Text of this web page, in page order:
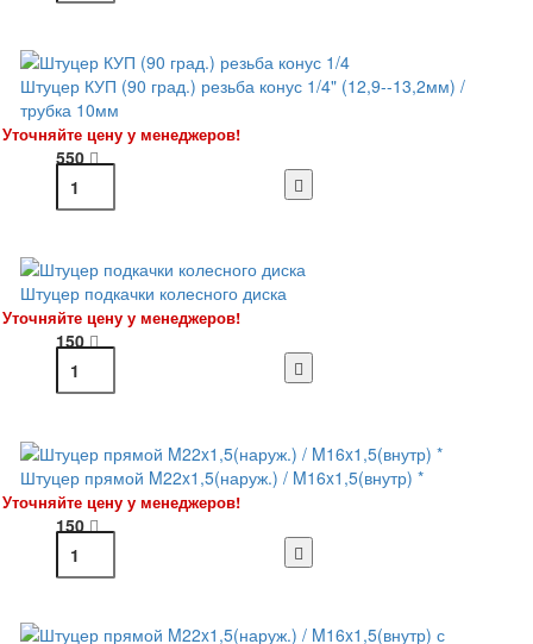
Штуцер КУП (90 град.) резьба конус 1/4" (12,9--13,2мм) /
трубка 10мм
Уточняйте цену у менеджеров!
550
Штуцер подкачки колесного диска
Уточняйте цену у менеджеров!
150
Штуцер прямой M22x1,5(наруж.) / M16x1,5(внутр) *
Уточняйте цену у менеджеров!
150